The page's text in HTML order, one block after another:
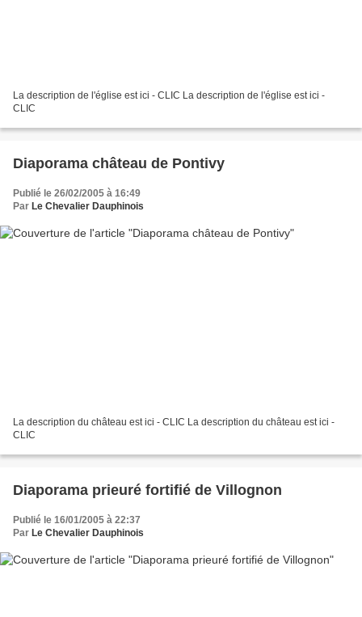
La description de l'église est ici - CLIC La description de l'église est ici -
CLIC
Diaporama château de Pontivy
Publié le 26/02/2005 à 16:49
Par Le Chevalier Dauphinois
La description du château est ici - CLIC La description du château est ici -
CLIC
Diaporama prieuré fortifié de Villognon
Publié le 16/01/2005 à 22:37
Par Le Chevalier Dauphinois